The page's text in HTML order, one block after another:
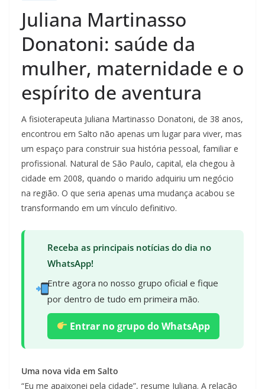
Juliana Martinasso
Donatoni: saúde da
mulher, maternidade e o
espírito de aventura
A fisioterapeuta Juliana Martinasso Donatoni, de 38 anos,
encontrou em Salto não apenas um lugar para viver, mas
um espaço para construir sua história pessoal, familiar e
profissional. Natural de São Paulo, capital, ela chegou à
cidade em 2008, quando o marido adquiriu um negócio
na região. O que seria apenas uma mudança acabou se
transformando em um vínculo definitivo.
Receba as principais notícias do dia no
WhatsApp!
Entre agora no nosso grupo oficial e fique
por dentro de tudo em primeira mão.
Entrar no grupo do WhatsApp
Uma nova vida em Salto
“Eu me apaixonei pela cidade”, resume Juliana. A relação